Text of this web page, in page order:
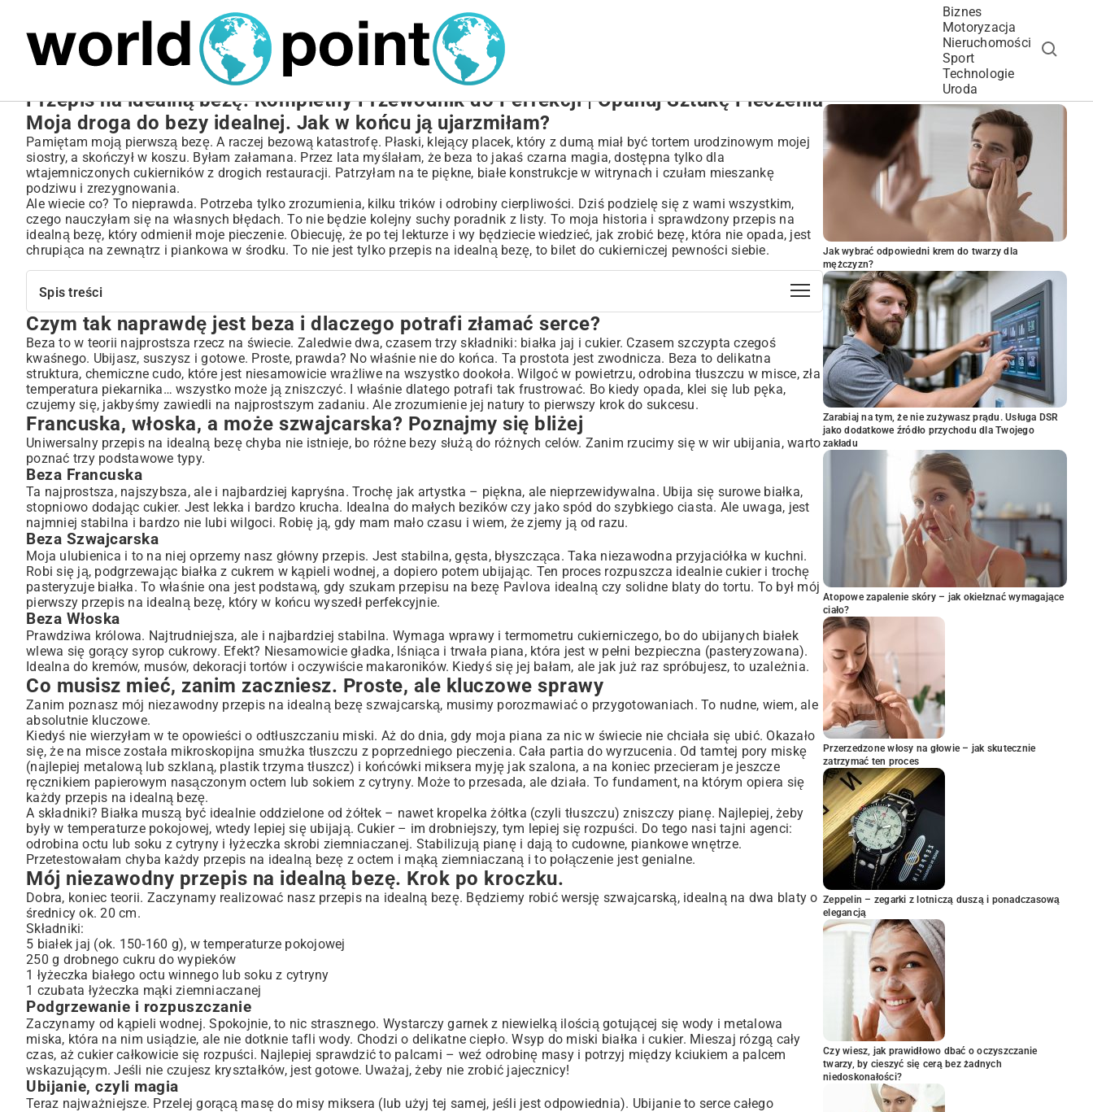
Biznes
Motoryzacja
Nieruchomości
Sport
Technologie
Uroda
NIERUCHOMOŚCI
Przepis na idealną bezę: Kompletny Przewodnik do Perfekcji | Opanuj Sztukę Pieczenia
Moja droga do bezy idealnej. Jak w końcu ją ujarzmiłam?
Pamiętam moją pierwszą bezę. A raczej bezową katastrofę. Płaski, klejący placek, który z dumą miał być tortem urodzinowym mojej
siostry, a skończył w koszu. Byłam załamana. Przez lata myślałam, że beza to jakaś czarna magia, dostępna tylko dla
wtajemniczonych cukierników z drogich restauracji. Patrzyłam na te piękne, białe konstrukcje w witrynach i czułam mieszankę
podziwu i zrezygnowania.
Ale wiecie co? To nieprawda. Potrzeba tylko zrozumienia, kilku trików i odrobiny cierpliwości. Dziś podzielę się z wami wszystkim,
czego nauczyłam się na własnych błędach. To nie będzie kolejny suchy poradnik z listy. To moja historia i sprawdzony przepis na
idealną bezę, który odmienił moje pieczenie. Obiecuję, że po tej lekturze i wy będziecie wiedzieć, jak zrobić bezę, która nie opada, jest
chrupiąca na zewnątrz i piankowa w środku. To nie jest tylko przepis na idealną bezę, to bilet do cukierniczej pewności siebie.
Spis treści
Czym tak naprawdę jest beza i dlaczego potrafi złamać serce?
Francuska, włoska, a może szwajcarska? Poznajmy się bliżej
Beza Francuska
Beza Szwajcarska
Beza Włoska
Co musisz mieć, zanim zaczniesz. Proste, ale kluczowe sprawy
Mój niezawodny przepis na idealną bezę. Krok po kroczku.
Podgrzewanie i rozpuszczanie
Ubijanie, czyli magia
Ostatnie szlify i formowanie
Pieczenie, a właściwie suszenie. Cała prawda o idealnej chrupkości
Co poszło nie tak? Spowiedź z moich bezowych grzechów
Co zrobić z tym cudem? Inspiracje i przechowywanie
Teraz Twoja kolej!
Czym tak naprawdę jest beza i dlaczego potrafi złamać serce?
Beza to w teorii najprostsza rzecz na świecie. Zaledwie dwa, czasem trzy składniki: białka jaj i cukier. Czasem szczypta czegoś
kwaśnego. Ubijasz, suszysz i gotowe. Proste, prawda? No właśnie nie do końca. Ta prostota jest zwodnicza. Beza to delikatna
struktura, chemiczne cudo, które jest niesamowicie wrażliwe na wszystko dookoła. Wilgoć w powietrzu, odrobina tłuszczu w misce, zła
temperatura piekarnika… wszystko może ją zniszczyć. I właśnie dlatego potrafi tak frustrować. Bo kiedy opada, klei się lub pęka,
czujemy się, jakbyśmy zawiedli na najprostszym zadaniu. Ale zrozumienie jej natury to pierwszy krok do sukcesu.
Francuska, włoska, a może szwajcarska? Poznajmy się bliżej
Uniwersalny przepis na idealną bezę chyba nie istnieje, bo różne bezy służą do różnych celów. Zanim rzucimy się w wir ubijania, warto
poznać trzy podstawowe typy.
Beza Francuska
Ta najprostsza, najszybsza, ale i najbardziej kapryśna. Trochę jak artystka – piękna, ale nieprzewidywalna. Ubija się surowe białka,
stopniowo dodając cukier. Jest lekka i bardzo krucha. Idealna do małych bezików czy jako spód do szybkiego ciasta. Ale uwaga, jest
najmniej stabilna i bardzo nie lubi wilgoci. Robię ją, gdy mam mało czasu i wiem, że zjemy ją od razu.
Beza Szwajcarska
Moja ulubienica i to na niej oprzemy nasz główny przepis. Jest stabilna, gęsta, błyszcząca. Taka niezawodna przyjaciółka w kuchni.
Robi się ją, podgrzewając białka z cukrem w kąpieli wodnej, a dopiero potem ubijając. Ten proces rozpuszcza idealnie cukier i trochę
pasteryzuje białka. To właśnie ona jest podstawą, gdy szukam przepisu na bezę Pavlova idealną czy solidne blaty do tortu. To był mój
pierwszy przepis na idealną bezę, który w końcu wyszedł perfekcyjnie.
Beza Włoska
Prawdziwa królowa. Najtrudniejsza, ale i najbardziej stabilna. Wymaga wprawy i termometru cukierniczego, bo do ubijanych białek
wlewa się gorący syrop cukrowy. Efekt? Niesamowicie gładka, lśniąca i trwała piana, która jest w pełni bezpieczna (pasteryzowana).
Idealna do kremów, musów, dekoracji tortów i oczywiście makaroników. Kiedyś się jej bałam, ale jak już raz spróbujesz, to uzależnia.
Co musisz mieć, zanim zaczniesz. Proste, ale kluczowe sprawy
Zanim poznasz mój niezawodny przepis na idealną bezę szwajcarską, musimy porozmawiać o przygotowaniach. To nudne, wiem, ale
absolutnie kluczowe.
Kiedyś nie wierzyłam w te opowieści o odtłuszczaniu miski. Aż do dnia, gdy moja piana za nic w świecie nie chciała się ubić. Okazało
się, że na misce została mikroskopijna smużka tłuszczu z poprzedniego pieczenia. Cała partia do wyrzucenia. Od tamtej pory miskę
(najlepiej metalową lub szklaną, plastik trzyma tłuszcz) i końcówki miksera myję jak szalona, a na koniec przecieram je jeszcze
ręcznikiem papierowym nasączonym octem lub sokiem z cytryny. Może to przesada, ale działa. To fundament, na którym opiera się
każdy przepis na idealną bezę.
A składniki? Białka muszą być idealnie oddzielone od żółtek – nawet kropelka żółtka (czyli tłuszczu) zniszczy pianę. Najlepiej, żeby
były w temperaturze pokojowej, wtedy lepiej się ubijają. Cukier – im drobniejszy, tym lepiej się rozpuści. Do tego nasi tajni agenci:
odrobina octu lub soku z cytryny i łyżeczka skrobi ziemniaczanej. Stabilizują pianę i dają to cudowne, piankowe wnętrze.
Przetestowałam chyba każdy przepis na idealną bezę z octem i mąką ziemniaczaną i to połączenie jest genialne.
Mój niezawodny przepis na idealną bezę. Krok po kroczku.
Dobra, koniec teorii. Zaczynamy realizować nasz przepis na idealną bezę. Będziemy robić wersję szwajcarską, idealną na dwa blaty o
średnicy ok. 20 cm.
Składniki:
5 białek jaj (ok. 150-160 g), w temperaturze pokojowej
250 g drobnego cukru do wypieków
1 łyżeczka białego octu winnego lub soku z cytryny
1 czubata łyżeczka mąki ziemniaczanej
Podgrzewanie i rozpuszczanie
Zaczynamy od kąpieli wodnej. Spokojnie, to nic strasznego. Wystarczy garnek z niewielką ilością gotującej się wody i metalowa
miska, która na nim usiądzie, ale nie dotknie tafli wody. Chodzi o delikatne ciepło. Wsyp do miski białka i cukier. Mieszaj rózgą cały
czas, aż cukier całkowicie się rozpuści. Najlepiej sprawdzić to palcami – weź odrobinę masy i potrzyj między kciukiem a palcem
wskazującym. Jeśli nie czujesz kryształków, jest gotowe. Uważaj, żeby nie zrobić jajecznicy!
Ubijanie, czyli magia
Teraz najważniejsze. Przelej gorącą masę do misy miksera (lub użyj tej samej, jeśli jest odpowiednia). Ubijanie to serce całego
POPULARNE ARTYKUŁY
Jak wybrać odpowiedni krem do twarzy dla
mężczyzn?
Zarabiaj na tym, że nie zużywasz prądu. Usługa DSR
jako dodatkowe źródło przychodu dla Twojego
zakładu
Atopowe zapalenie skóry – jak okiełznać wymagające
ciało?
Przerzedzone włosy na głowie – jak skutecznie
zatrzymać ten proces
Zeppelin – zegarki z lotniczą duszą i ponadczasową
elegancją
Czy wiesz, jak prawidłowo dbać o oczyszczanie
twarzy, by cieszyć się cerą bez żadnych
niedoskonałości?